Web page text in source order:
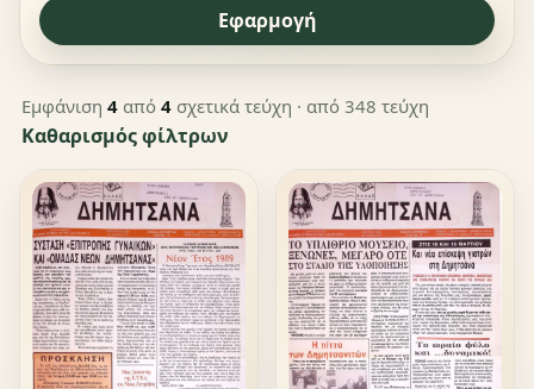
Εφαρμογή
Εμφάνιση 4από 4σχετικά τεύχη · από 348 τεύχη
Καθαρισμός φίλτρων